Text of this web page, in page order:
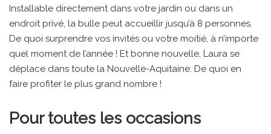
Installable directement dans votre jardin ou dans un
endroit privé, la bulle peut accueillir jusqu’à 8 personnes.
De quoi surprendre vos invités ou votre moitié, à n’importe
quel moment de l’année ! Et bonne nouvelle, Laura se
déplace dans toute la Nouvelle-Aquitaine. De quoi en
faire profiter le plus grand nombre !
Pour toutes les occasions